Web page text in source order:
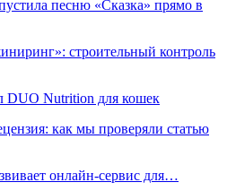
песню «Сказка» прямо в
строительный контроль
DUO Nutrition для кошек
как мы проверяли статью
онлайн-сервис для…